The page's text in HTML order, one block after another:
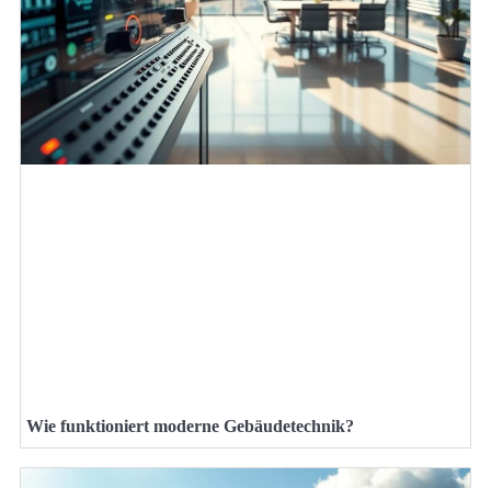
Wie funktioniert moderne Gebäudetechnik?